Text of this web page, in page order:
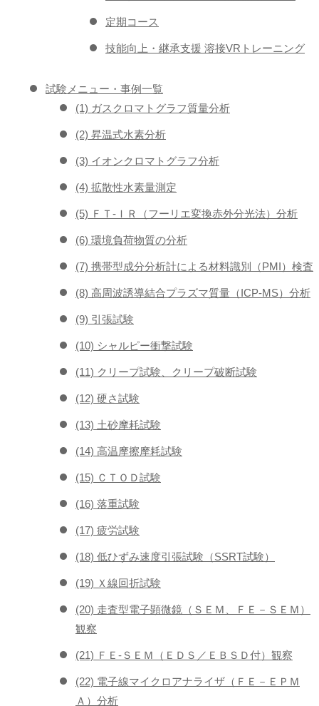
定期コース
技能向上・継承支援 溶接VRトレーニング
試験メニュー・事例一覧
(1) ガスクロマトグラフ質量分析
(2) 昇温式水素分析
(3) イオンクロマトグラフ分析
(4) 拡散性水素量測定
(5) ＦＴ-ＩＲ（フーリエ変換赤外分光法）分析
(6) 環境負荷物質の分析
(7) 携帯型成分分析計による材料識別（PMI）検査
(8) 高周波誘導結合プラズマ質量（ICP-MS）分析
(9) 引張試験
(10) シャルピー衝撃試験
(11) クリープ試験、クリープ破断試験
(12) 硬さ試験
(13) 土砂摩耗試験
(14) 高温摩擦摩耗試験
(15) ＣＴＯＤ試験
(16) 落重試験
(17) 疲労試験
(18) 低ひずみ速度引張試験（SSRT試験）
(19) Ｘ線回折試験
(20) 走査型電子顕微鏡（ＳＥＭ、ＦＥ－ＳＥＭ）
観察
(21) ＦＥ-ＳＥＭ（ＥＤＳ／ＥＢＳＤ付）観察
(22) 電子線マイクロアナライザ（ＦＥ－ＥＰＭ
Ａ）分析